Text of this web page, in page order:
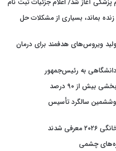
بماند، بسیاری از مشکلات حل
ویروس‌های هدفمند برای درمان
به رئیس‌جمهور
بیش از ۹۰ درصد
سالگرد تأسیس
شدند
چشمی